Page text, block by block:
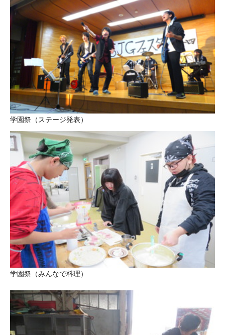
学園祭（ステージ発表）
学園祭（みんなで料理）